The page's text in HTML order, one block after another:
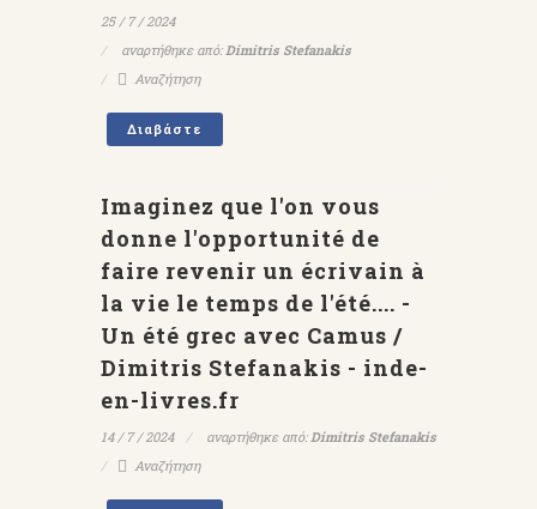
25 / 7 / 2024
αναρτήθηκε από:Dimitris Stefanakis
Αναζήτηση
Διαβάστε
Imaginez que l'on vous
donne l'opportunité de
faire revenir un écrivain à
la vie le temps de l'été.... -
Un été grec avec Camus /
Dimitris Stefanakis - inde-
en-livres.fr
14 / 7 / 2024 αναρτήθηκε από:Dimitris Stefanakis
Αναζήτηση